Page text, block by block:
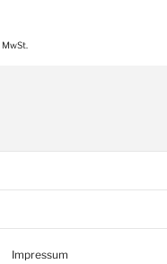
Impressum